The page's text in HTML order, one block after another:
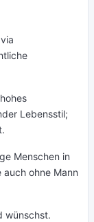
Lebensstil;
Menschen in
auch ohne Mann
wünschst.